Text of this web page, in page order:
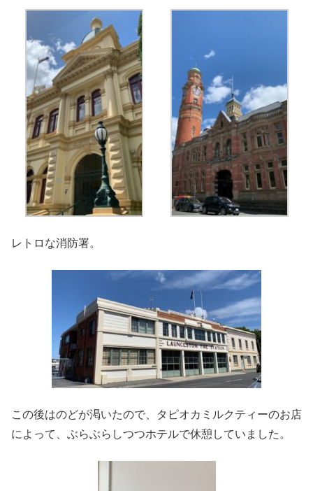
レトロな消防署。
この後はのどが渇いたので、タピオカミルクティーのお店
によって、ぶらぶらしつつホテルで休憩していました。